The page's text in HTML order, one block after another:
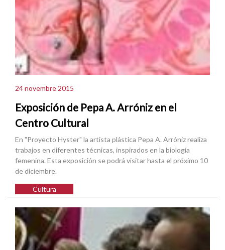
24 novembre 2015
Exposición de Pepa A. Arróniz en el
Centro Cultural
En "Proyecto Hyster" la artista plástica Pepa A. Arróniz realiza
trabajos en diferentes técnicas, inspirados en la biología
femenina. Esta exposición se podrá visitar hasta el próximo 10
de diciembre.
Cultura